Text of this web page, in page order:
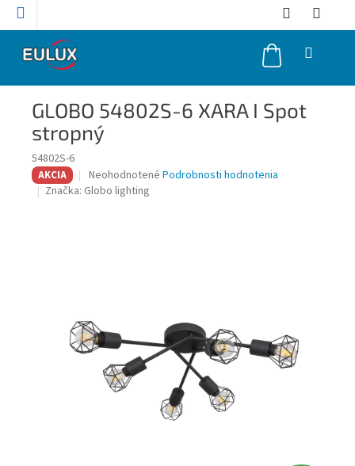
Prejsť
NÁKUPNÝ
KOŠÍK
GLOBO 54802S-6 XARA I Spot
stropný
54802S-6
AKCIA
Priemerné
hodnotenie
Neohodnotené Podrobnosti hodnotenia
Značka: Globo lighting